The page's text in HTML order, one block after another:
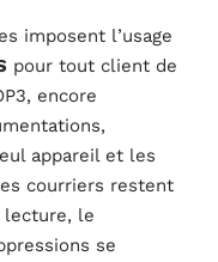
imposent l’usage
pour tout client de
encore
appareil et les
courriers restent
lecture, le
se